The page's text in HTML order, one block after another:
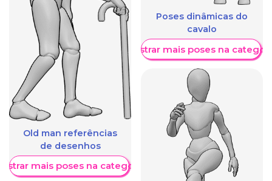
Old man referências
de desenhos
mais poses na categoria
Poses dinâmicas do
cavalo
Mostrar mais poses na